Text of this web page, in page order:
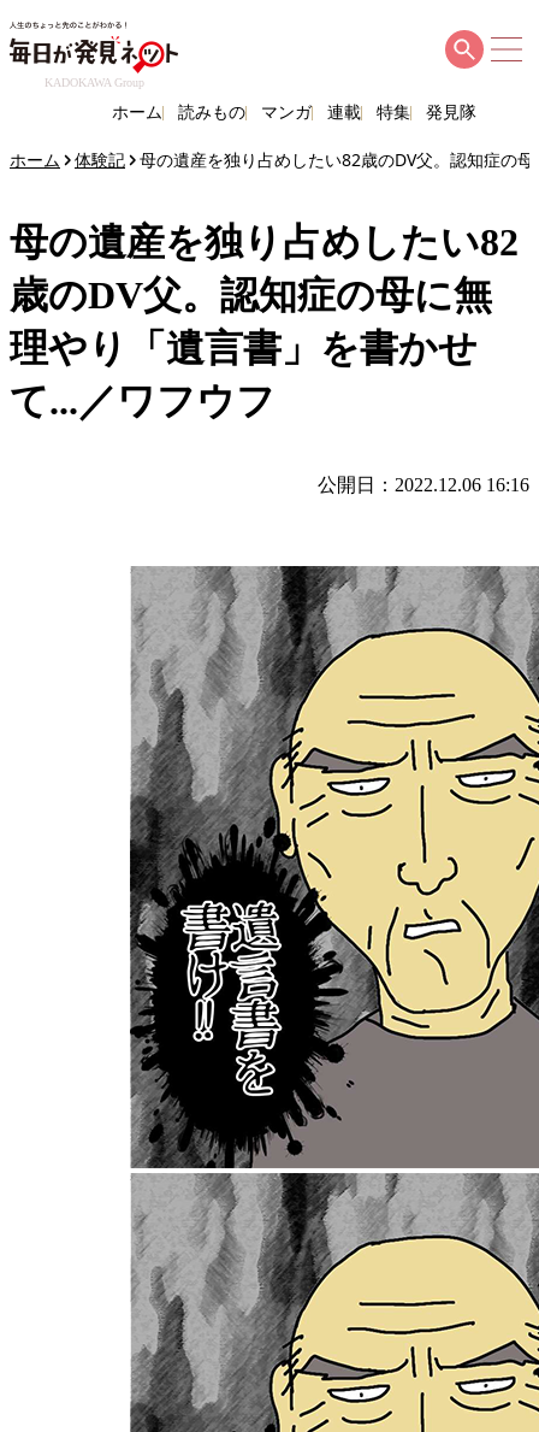
KADOKAWA Group
ホーム 読みもの マンガ 連載 特集 発見隊
ホーム 体験記 母の遺産を独り占めしたい82歳のDV父。認知症の
母の遺産を独り占めしたい82
歳のDV父。認知症の母に無
理やり「遺言書」を書かせ
て...／ワフウフ
公開日：2022.12.06 16:16